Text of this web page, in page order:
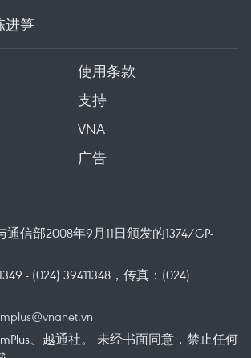
进笋
使用条款
支持
VNA
广告
信部2008年9月11日颁发的1374/GP-
- (024) 39411348，传真：(024)
、越通社。 未经书面同意，禁止任何